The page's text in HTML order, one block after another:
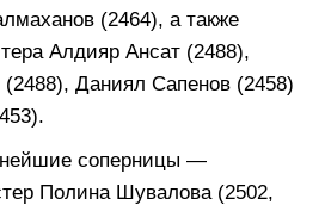
(2464), а также
Алдияр Ансат (2488),
(2488), Даниял Сапенов (2458)
соперницы —
Полина Шувалова (2502,